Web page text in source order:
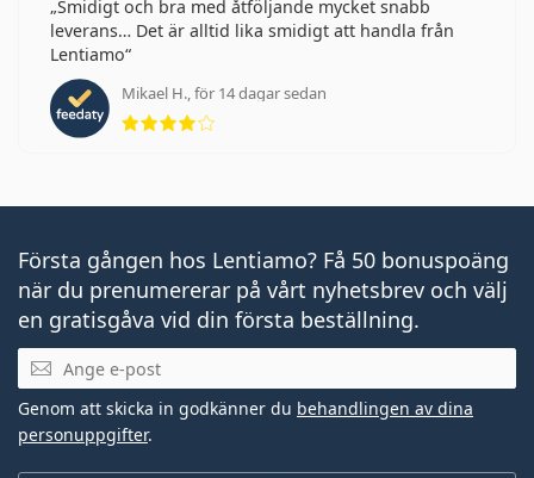
Smidigt och bra med åtföljande mycket snabb
leverans… Det är alltid lika smidigt att handla från
Lentiamo
Mikael H., för 14 dagar sedan
Betyg 4 av 5
Första gången hos Lentiamo? Få 50 bonuspoäng
när du prenumererar på vårt nyhetsbrev och välj
en gratisgåva vid din första beställning.
Mejladress
Genom att skicka in godkänner du behandlingen av dina
personuppgifter.